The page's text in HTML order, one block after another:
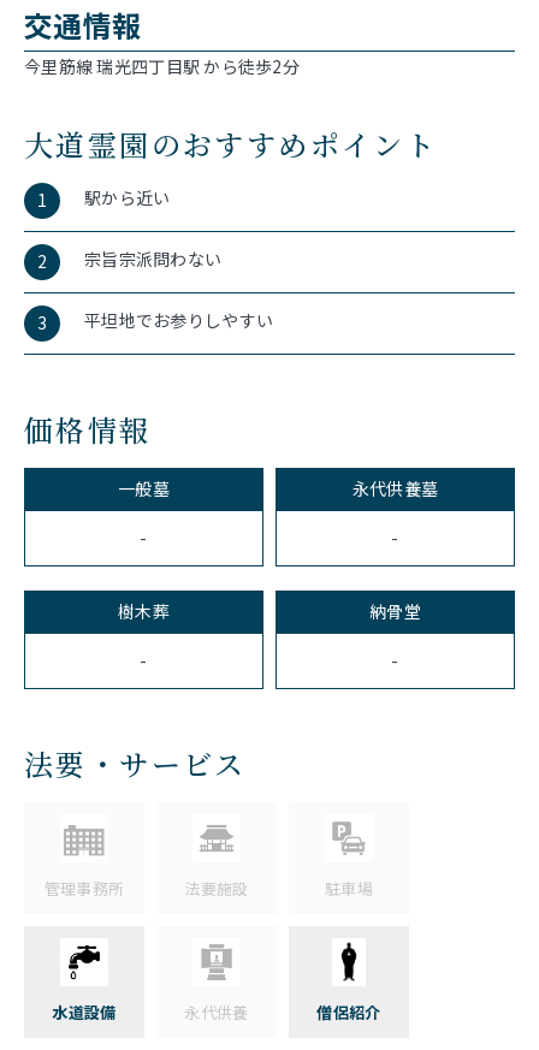
交通情報
今里筋線 瑞光四丁目駅 から徒歩2分
大道霊園のおすすめポイント
1 駅から近い
2 宗旨宗派問わない
3 平坦地でお参りしやすい
価格情報
一般墓
-
永代供養墓
-
樹木葬
-
納骨堂
-
法要・サービス
管理事務所 法要施設 駐車場
水道設備 永代供養 僧侶紹介